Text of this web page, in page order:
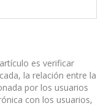
es verificar
la relación entre la
por los usuarios
con los usuarios,